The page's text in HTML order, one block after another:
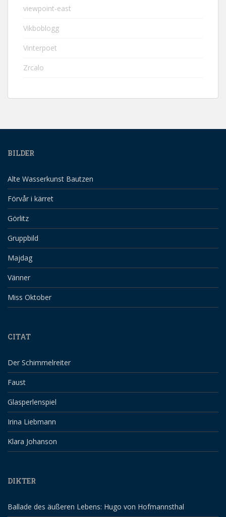
viewpoint-east
Vikboblogg
Vinterpoet
Zrcalo
BILDER
Alte Wasserkunst Bautzen
Förvår i kärret
Görlitz
Gruppbild
Majdag
Vänner
Miss Oktober
CITAT
Der Schimmelreiter
Faust
Glasperlenspiel
Irina Liebmann
Klara Johanson
DIKTER
Ballade des äußeren Lebens: Hugo von Hofmannsthal